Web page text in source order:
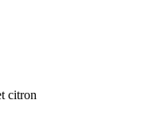
citron